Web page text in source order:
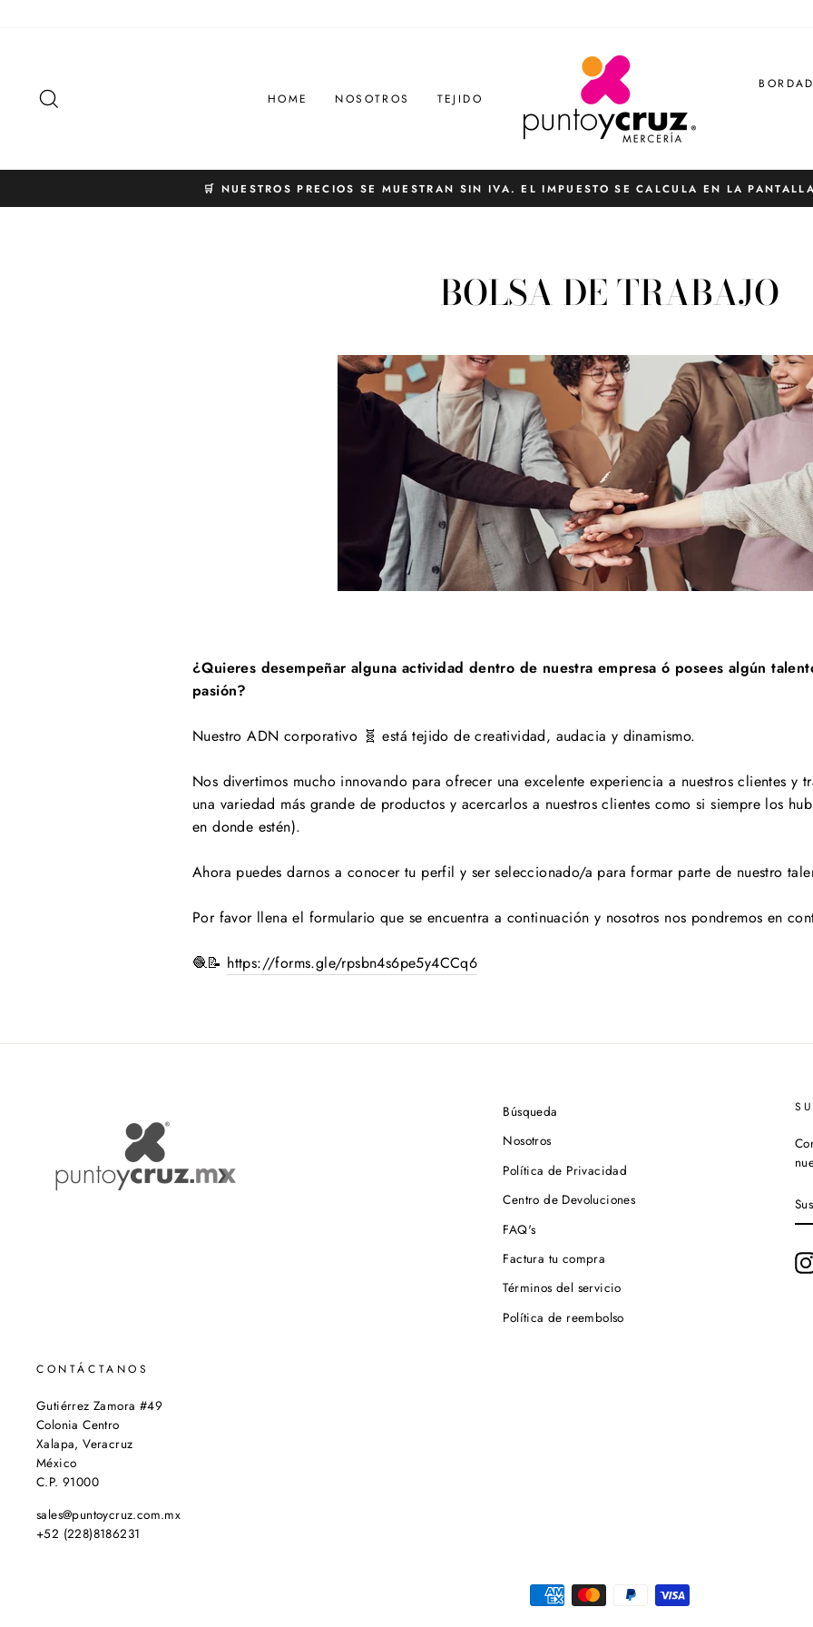
HOME NOSOTROS TEJIDO
diapositivas
🛒 NUESTROS PRECIOS SE MUESTRAN SIN IVA. EL IMPUESTO SE CALCULA EN LA
BOLSA DE TRABAJO
¿Quieres desempeñar alguna actividad dentro de nuestra empresa ó posees algún
pasión?
Nuestro ADN corporativo 🧬 está tejido de creatividad, audacia y dinamismo.
Nos divertimos mucho innovando para ofrecer una excelente experiencia a nuestros clientes y
una variedad más grande de productos y acercarlos a nuestros clientes como si siempre los
en donde estén).
Ahora puedes darnos a conocer tu perfil y ser seleccionado/a para formar parte de nuestro
Por favor llena el formulario que se encuentra a continuación y nosotros nos pondremos en
🧶📝 https://forms.gle/rpsbn4s6pe5y4CCq6
Búsqueda
Nosotros
Política de Privacidad
Centro de Devoluciones
FAQ's
Factura tu compra
Términos del servicio
Política de reembolso
A
DE
CONTÁCTANOS
Gutiérrez Zamora #49
Colonia Centro
Xalapa, Veracruz
México
C.P. 91000
sales@puntoycruz.com.mx
+52 (228)8186231